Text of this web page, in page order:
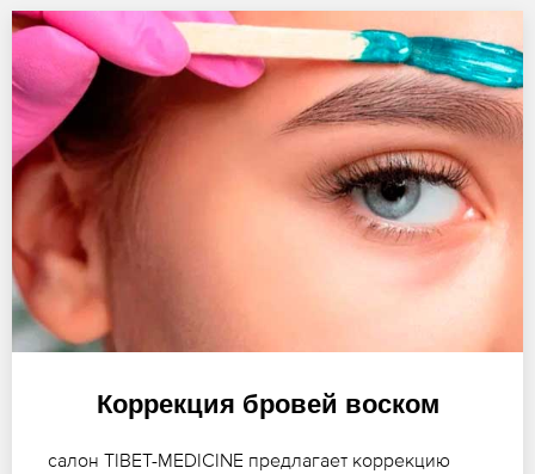
Коррекция бровей воском
салон TIBET-MEDICINE предлагает коррекцию